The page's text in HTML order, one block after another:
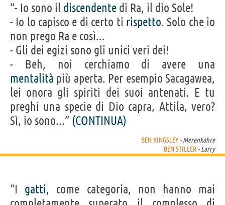
“- Io sono il discendente di Ra, il dio Sole!
- Io lo capisco e di certo ti rispetto. Solo che io
non prego Ra e così...
- Gli dei egizi sono gli unici veri dei!
- Beh, noi cerchiamo di avere una
mentalità più aperta. Per esempio Sacagawea,
lei onora gli spiriti dei suoi antenati. E tu
preghi una specie di Dio capra, Attila, vero?
Sì, io sono...” (CONTINUA)
BEN KINGSLEY - Merenkahre
BEN STILLER - Larry
“I gatti, come categoria, non hanno mai